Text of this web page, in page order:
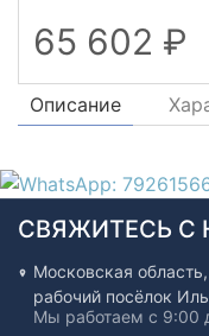
65 602
Описание
СВЯЖИТЕСЬ С
Московская
рабочий посёлок
Мы работаем с 9:00